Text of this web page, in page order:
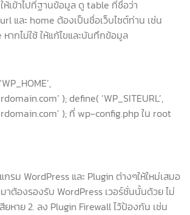
ห้เข้าไปที่ฐานข้อมูล ดู table ที่ชื่อว่า
และ home ต้องเป็นชื่อเว็บไซต์ท่าน เช่น
กไม่ใช้ ให้แก้ไขและบันทึกข้อมูล
); define( ‘WP_SITEURL’,
); ที่ wp-config.php ใน root
รม WordPress และ Plugin ต่างๆให้ใหม่เสมอ
ต้องรองรับ WordPress เวอร์ชั่นนั้นด้วย ไม่
ยหาย 2. ลง Plugin Firewall ไว้ป้องกัน เช่น